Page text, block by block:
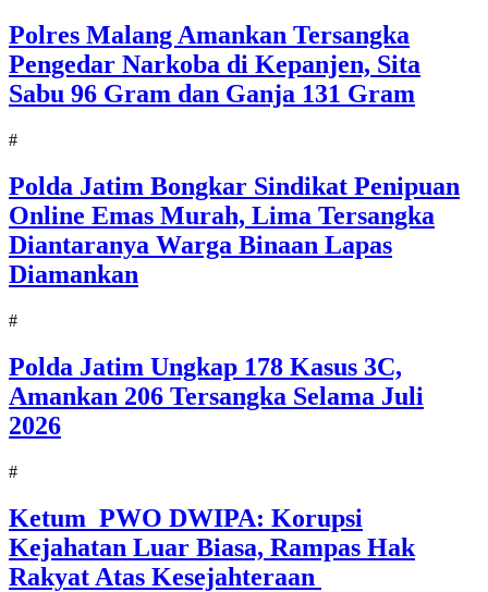
Polres Malang Amankan Tersangka
Pengedar Narkoba di Kepanjen, Sita
Sabu 96 Gram dan Ganja 131 Gram
#
Polda Jatim Bongkar Sindikat Penipuan
Online Emas Murah, Lima Tersangka
Diantaranya Warga Binaan Lapas
Diamankan
#
Polda Jatim Ungkap 178 Kasus 3C,
Amankan 206 Tersangka Selama Juli
2026
#
Ketum PWO DWIPA: Korupsi
Kejahatan Luar Biasa, Rampas Hak
Rakyat Atas Kesejahteraan